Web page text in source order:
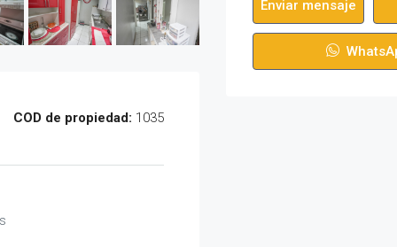
COD de propiedad: 1035
Enviar mensaje